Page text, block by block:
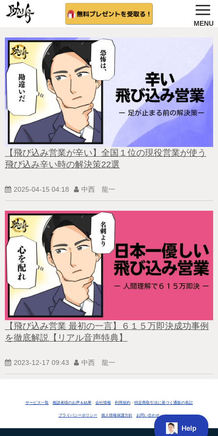
ノウハウ公開
選ばれる理由＆会社概要
無料プレゼント
サービス紹介
法人向け 無料案内を希望する
相談者さんの結果
【飛び込み営業が辛い】全国１位の現役営業が使う
飛び込み辛い時の解決策22選
2025-04-15 04:18 中西 龍一
【飛び込み営業 最初の一言】６１５万即決成功事例
を徹底解説【リアル音声特典】
2023-12-17 09:43 中西 龍一
サービス一覧 相談者様のお声＆結果 会社情報 利用規約 特定商取引法に基づく通販の表記
プライバシーポリシー 個人情報保護方針 お問い合わせ